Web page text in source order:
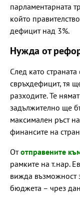
парламентарната
който
дефицит над 3%.
Нужда от
След като
свръхдефицит, тя
разходите. Те
задължително ще
максимален ръст
финансите на
Ототправените
рамките на т.нар.
вижда възможност
бюджета – чрез